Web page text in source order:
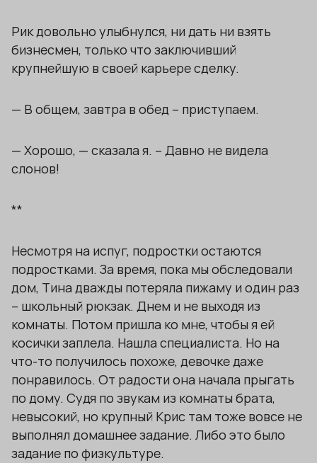
Рик довольно улыбнулся, ни дать ни взять
бизнесмен, только что заключивший
крупнейшую в своей карьере сделку.
— В общем, завтра в обед – приступаем.
— Хорошо, — сказала я. – Давно не видела
слонов!
**
Несмотря на испуг, подростки остаются
подростками. За время, пока мы обследовали
дом, Тина дважды потеряла пижаму и один раз
– школьный рюкзак. Днем и не выходя из
комнаты. Потом пришла ко мне, чтобы я ей
косички заплела. Нашла специалиста. Но на
что-то получилось похоже, девочке даже
понравилось. От радости она начала прыгать
по дому. Судя по звукам из комнаты брата,
невысокий, но крупный Крис там тоже вовсе не
выполнял домашнее задание. Либо это было
задание по физкультуре.